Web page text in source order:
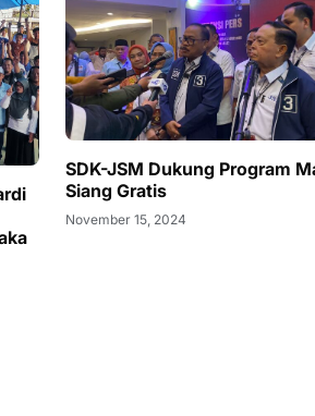
SDK-JSM Dukung Program
Siang Gratis
November 15, 2024